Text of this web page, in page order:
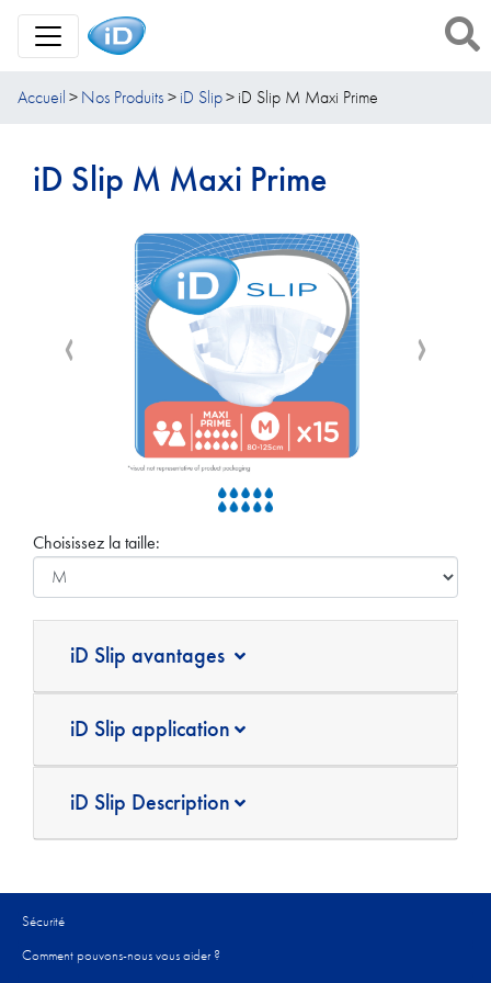
Toggle Navigation
Accueil Nos Produits iD Slip iD Slip M Maxi Prime
iD Slip M Maxi Prime
Choisissez la taille:
iD Slip avantages
iD Slip application
iD Slip Description
Sécurité
Comment pouvons-nous vous aider ?